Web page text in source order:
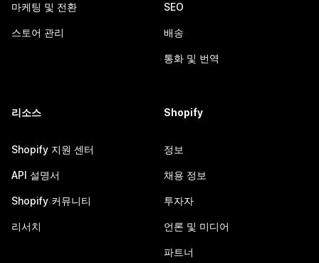
마케팅 및 전환
스토어 관리
SEO
배송
통화 및 번역
리소스
Shopify 지원 센터
API 설명서
Shopify 커뮤니티
리서치
Shopify
정보
채용 정보
투자자
언론 및 미디어
파트너